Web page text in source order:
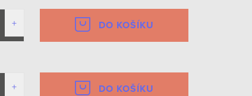
DO KOŠÍKU
DO KOŠÍKU